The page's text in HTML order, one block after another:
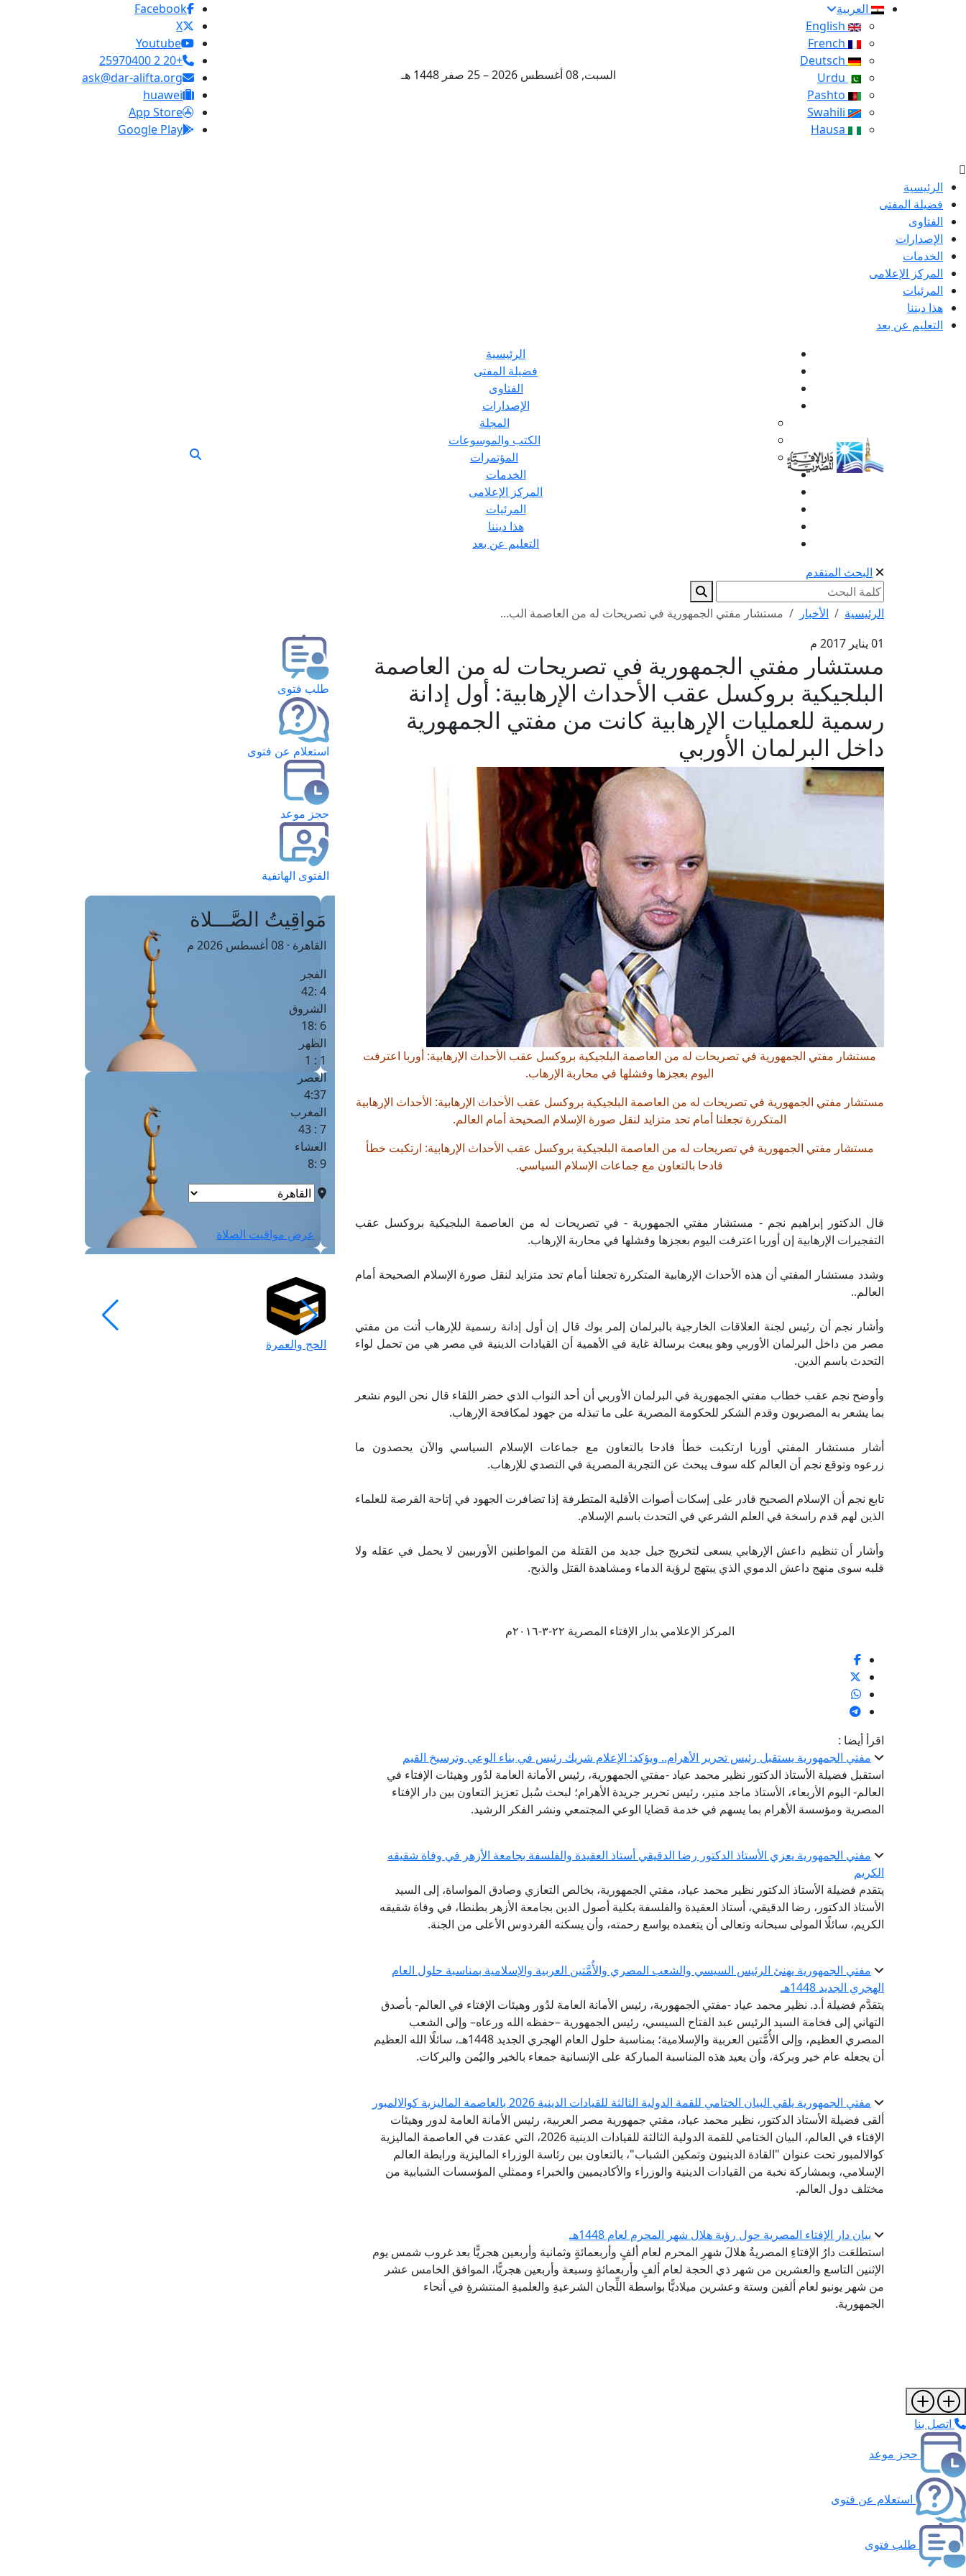
العربية
السبت, 08 أغسطس 2026 – 25 صفر 1448 هـ
Facebook
X
Youtube
+20 2 25970400
ask@dar-alifta.org
huawei
App Store
Google Play
الرئيسية
فضيلة المفتى
الفتاوى
الإصدارات
الخدمات
المركز الإعلامى
المرئيات
هذا ديننا
التعليم عن بعد
الرئيسية
فضيلة المفتى
الفتاوى
الإصدارات
المجلة
الكتب والموسوعات
المؤتمرات
الخدمات
المركز الإعلامى
المرئيات
هذا ديننا
التعليم عن بعد
البحث المتقدم
الرئيسية الأخبار
مستشار مفتي الجمهورية في تصريحات له من العاصمة الب...
01 يناير 2017 م
مستشار مفتي الجمهورية في تصريحات له من العاصمة
البلجيكية بروكسل عقب الأحداث الإرهابية: أول إدانة
رسمية للعمليات الإرهابية كانت من مفتي الجمهورية
داخل البرلمان الأوربي
مستشار مفتي الجمهورية في تصريحات له من العاصمة البلجيكية بروكسل عقب الأحداث الإرهابية: أوربا اعترفت
اليوم بعجزها وفشلها في محاربة الإرهاب.
مستشار مفتي الجمهورية في تصريحات له من العاصمة البلجيكية بروكسل عقب الأحداث الإرهابية: الأحداث الإرهابية
المتكررة تجعلنا أمام تحد متزايد لنقل صورة الإسلام الصحيحة أمام العالم.
مستشار مفتي الجمهورية في تصريحات له من العاصمة البلجيكية بروكسل عقب الأحداث الإرهابية: ارتكبت خطأ
فادحا بالتعاون مع جماعات الإسلام السياسي.
قال الدكتور إبراهيم نجم - مستشار مفتي الجمهورية - في تصريحات له من العاصمة البلجيكية بروكسل عقب
التفجيرات الإرهابية إن أوربا اعترفت اليوم بعجزها وفشلها في محاربة الإرهاب.
وشدد مستشار المفتي أن هذه الأحداث الإرهابية المتكررة تجعلنا أمام تحد متزايد لنقل صورة الإسلام الصحيحة أمام
العالم..
وأشار نجم أن رئيس لجنة العلاقات الخارجية بالبرلمان إلمر بوك قال إن أول إدانة رسمية للإرهاب أتت من مفتي
مصر من داخل البرلمان الأوربي وهو يبعث برسالة غاية في الأهمية أن القيادات الدينية في مصر هي من تحمل لواء
التحدث باسم الدين.
وأوضح نجم عقب خطاب مفتي الجمهورية في البرلمان الأوربي أن أحد النواب الذي حضر اللقاء قال نحن اليوم نشعر
بما يشعر به المصريون وقدم الشكر للحكومة المصرية على ما تبذله من جهود لمكافحة الإرهاب.
أشار مستشار المفتي أوربا ارتكبت خطأ فادحا بالتعاون مع جماعات الإسلام السياسي والآن يحصدون ما
زرعوه وتوقع نجم أن العالم كله سوف يبحث عن التجربة المصرية في التصدي للإرهاب.
تابع نجم أن الإسلام الصحيح قادر على إسكات أصوات الأقلية المتطرفة إذا تضافرت الجهود في إتاحة الفرصة للعلماء
الذين لهم قدم راسخة في العلم الشرعي في التحدث باسم الإسلام.
وأشار أن تنظيم داعش الإرهابي يسعى لتخريج جيل جديد من القتلة من المواطنين الأوربيين لا يحمل في عقله ولا
قلبه سوى منهج داعش الدموي الذي يبتهج لرؤية الدماء ومشاهدة القتل والذبح.
المركز الإعلامي بدار الإفتاء المصرية ٢٢-٣-٢٠١٦م
اقرأ أيضا :
مفتي الجمهورية يستقبل رئيس تحرير الأهرام.. ويؤكد: الإعلام شريك رئيس في بناء الوعي وترسيخ القيم
استقبل فضيلة الأستاذ الدكتور نظير محمد عياد -مفتي الجمهورية، رئيس الأمانة العامة لدُور وهيئات الإفتاء في
العالم- اليوم الأربعاء، الأستاذ ماجد منير، رئيس تحرير جريدة الأهرام؛ لبحث سُبل تعزيز التعاون بين دار الإفتاء
المصرية ومؤسسة الأهرام بما يسهم في خدمة قضايا الوعي المجتمعي ونشر الفكر الرشيد.
مفتي الجمهورية يعزي الأستاذ الدكتور رضا الدقيقي أستاذ العقيدة والفلسفة بجامعة الأزهر في وفاة شقيقه
الكريم
يتقدم فضيلة الأستاذ الدكتور نظير محمد عياد، مفتي الجمهورية، بخالص التعازي وصادق المواساة، إلى السيد
الأستاذ الدكتور، رضا الدقيقي، أستاذ العقيدة والفلسفة بكلية أصول الدين بجامعة الأزهر بطنطا، في وفاة شقيقه
الكريم، سائلًا المولى سبحانه وتعالى أن يتغمده بواسع رحمته، وأن يسكنه الفردوس الأعلى من الجنة.
مفتي الجمهورية يهنئ الرئيس السيسي والشعب المصري والأُمَّتين العربية والإسلامية بمناسبة حلول العام
الهجري الجديد 1448هـ
يتقدَّم فضيلة أ.د. نظير محمد عياد -مفتي الجمهورية، رئيس الأمانة العامة لدُور وهيئات الإفتاء في العالم- بأصدق
التهاني إلى فخامة السيد الرئيس عبد الفتاح السيسي، رئيس الجمهورية –حفظه الله ورعاه– وإلى الشعب
المصري العظيم، وإلى الأُمَّتين العربية والإسلامية؛ بمناسبة حلول العام الهجري الجديد 1448هـ، سائلًا الله العظيم
أن يجعله عام خير وبركة، وأن يعيد هذه المناسبة المباركة على الإنسانية جمعاء بالخير واليُمن والبركات.
مفتي الجمهورية يلقي البيان الختامي للقمة الدولية الثالثة للقيادات الدينية 2026 بالعاصمة الماليزية كوالالمبور
ألقى فضيلة الأستاذ الدكتور، نظير محمد عياد، مفتي جمهورية مصر العربية، رئيس الأمانة العامة لدور وهيئات
الإفتاء في العالم، البيان الختامي للقمة الدولية الثالثة للقيادات الدينية 2026، التي عقدت في العاصمة الماليزية
كوالالمبور تحت عنوان "القادة الدينيون وتمكين الشباب"، بالتعاون بين رئاسة الوزراء الماليزية ورابطة العالم
الإسلامي، وبمشاركة نخبة من القيادات الدينية والوزراء والأكاديميين والخبراء وممثلي المؤسسات الشبابية من
مختلف دول العالم.
بيان دار الإفتاء المصرية حول رؤية هلال شهر المحرم لعام 1448هـ
استطلعَت دارُ الإفتاءِ المصريةُ هلالَ شهرِ المحرم لعام ألفٍ وأربعمائةٍ وثمانية وأربعين هجريًّا بعد غروب شمس يوم
الإثنين التاسع والعشرين من شهر ذي الحجة لعام ألفٍ وأربعمائةٍ وسبعة وأربعين هجريًّا، الموافق الخامس عشر
من شهر يونيو لعام ألفين وستة وعشرين ميلاديًّا بواسطة اللِّجان الشرعيةِ والعلميةِ المنتشرةِ في أنحاء
الجمهورية.
طلب فتوى
استعلام عن فتوى
حجز موعد
الفتوى الهاتفية
مَواقِيتُ الصَّـــلاة
القاهرة · 08 أغسطس 2026 م
الفجر
4 :42
الشروق
6 :18
الظهر
1 : 1
العصر
4:37
المغرب
7 : 43
العشاء
9 :8
عرض مواقيت الصلاة
الحج والعمرة
اتصل بنا
حجز موعد
استعلام عن فتوى
طلب فتوى